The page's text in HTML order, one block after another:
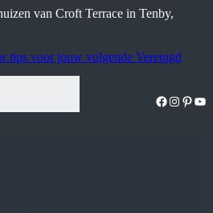
Facebook